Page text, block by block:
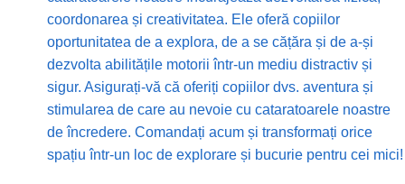
coordonarea și creativitatea. Ele oferă copiilor
oportunitatea de a explora, de a se cățăra și de a-și
dezvolta abilitățile motorii într-un mediu distractiv și
sigur. Asigurați-vă că oferiți copiilor dvs. aventura și
stimularea de care au nevoie cu cataratoarele noastre
de încredere. Comandați acum și transformați orice
spațiu într-un loc de explorare și bucurie pentru cei mici!